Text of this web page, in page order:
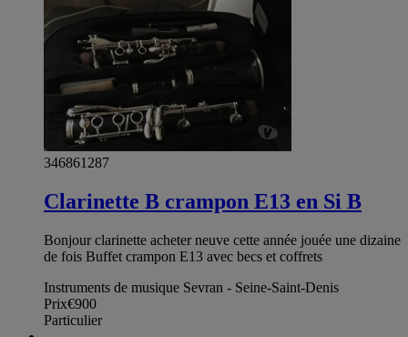
346861287
Clarinette B crampon E13 en Si B
Bonjour clarinette acheter neuve cette année jouée une dizaine
de fois Buffet crampon E13 avec becs et coffrets
Instruments de musique Sevran - Seine-Saint-Denis
Prix€900
Particulier